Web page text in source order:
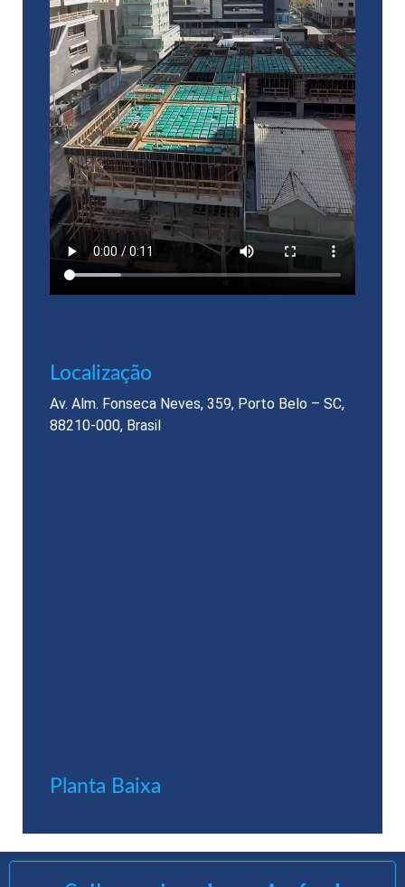
Localização​
Av. Alm. Fonseca Neves, 359, Porto Belo – SC,
88210-000, Brasil
Planta Baixa